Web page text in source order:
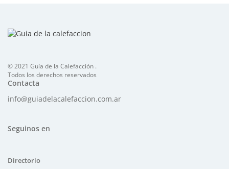
© 2021 Guía de la Calefacción .
Todos los derechos reservados
Contacta
info@guiadelacalefaccion.com.ar
Seguinos en
Directorio